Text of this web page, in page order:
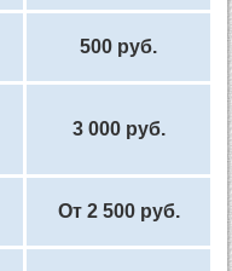
500 руб.
3 000 руб.
От 2 500 руб.